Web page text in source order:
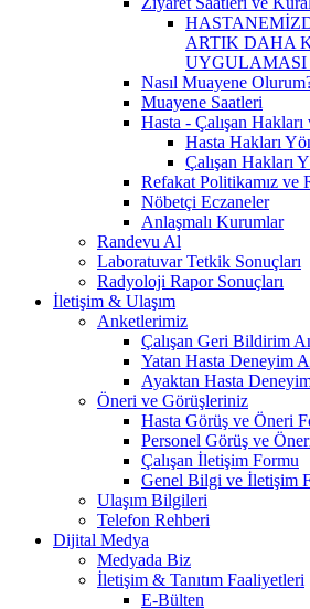
ARTIK DAHA
UYGULAMASI
Nasıl Muayene
Muayene Saatleri
Hasta - Çalışan
Hasta Hakları
Çalışan Hakları
Refakat Politikamız ve
Nöbetçi Eczaneler
Anlaşmalı Kurumlar
Randevu Al
Laboratuvar Tetkik Sonuçları
Radyoloji Rapor Sonuçları
İletişim & Ulaşım
Anketlerimiz
Çalışan Geri Bildirim
Yatan Hasta Deneyim
Ayaktan Hasta
Öneri ve Görüşleriniz
Hasta Görüş ve Öneri
Personel Görüş ve
Çalışan İletişim Formu
Genel Bilgi ve İletişim
Ulaşım Bilgileri
Telefon Rehberi
Dijital Medya
Medyada Biz
İletişim & Tanıtım Faaliyetleri
E-Bülten